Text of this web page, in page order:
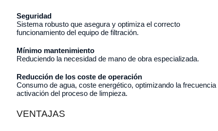
Seguridad
Sistema robusto que asegura y optimiza el correcto
funcionamiento del equipo de filtración.
Mínimo mantenimiento
Reduciendo la necesidad de mano de obra especializada.
Reducción de los coste de operación
Consumo de agua, coste energético, optimizando la frecuencia
activación del proceso de limpieza.
VENTAJAS